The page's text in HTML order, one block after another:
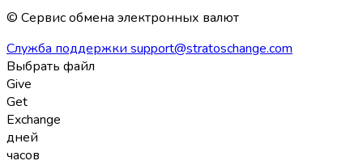
© Сервис обмена электронных валют
Служба поддержки support@stratoschange.com
Выбрать файл
Give
Get
Exchange
дней
часов